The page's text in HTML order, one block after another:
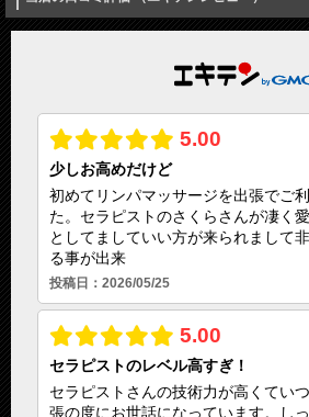
入力内容を確認しました
営業時間
18：00～04：00
定休日
年中無休